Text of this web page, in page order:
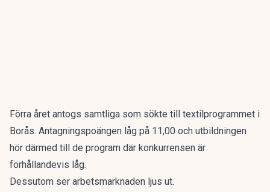
Förra året antogs samtliga som sökte till textilprogrammet i
Borås. Antagningspoängen låg på 11,00 och utbildningen
hör därmed till de program där konkurrensen är
förhållandevis låg.
Dessutom ser arbetsmarknaden ljus ut.